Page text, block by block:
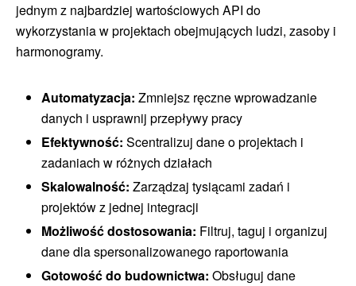
jednym z najbardziej wartościowych API do
wykorzystania w projektach obejmujących ludzi, zasoby i
harmonogramy.
Automatyzacja: Zmniejsz ręczne wprowadzanie
danych i usprawnij przepływy pracy
Efektywność: Scentralizuj dane o projektach i
zadaniach w różnych działach
Skalowalność: Zarządzaj tysiącami zadań i
projektów z jednej integracji
Możliwość dostosowania: Filtruj, taguj i organizuj
dane dla spersonalizowanego raportowania
Gotowość do budownictwa: Obsługuj dane